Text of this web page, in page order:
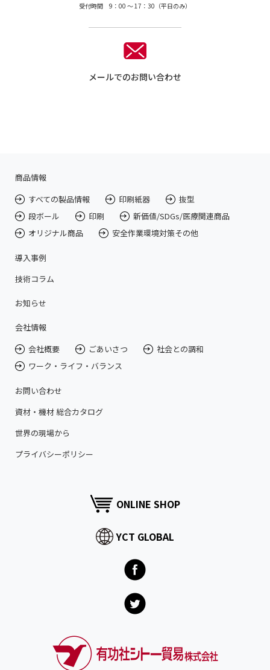
受付時間 9：00 〜 17：30（平日のみ）
メールでのお問い合わせ
商品情報
すべての製品情報
印刷紙器
抜型
段ボール
印刷
新価値/SDGs/医療関連商品
オリジナル商品
安全作業環境対策その他
導入事例
技術コラム
お知らせ
会社情報
会社概要
ごあいさつ
社会との調和
ワーク・ライフ・バランス
お問い合わせ
資材・機材 総合カタログ
世界の現場から
プライバシーポリシー
ONLINE SHOP
YCT GLOBAL